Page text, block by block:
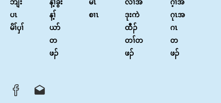
ဘျံး
ပၤ
မိၢ်ၦၢ်
န့ၢ်ခွဲး
န့ၢ်
ယာ်
တ
ဖၣ်
မၤ
စၢၤ
လၢအ
ဒုးကဲ
ထီၣ်
တၢ်တ
ဖၣ်
ဂ့ၢ်အ
ဂုၤအ
ဂၤ
တ
ဖၣ်